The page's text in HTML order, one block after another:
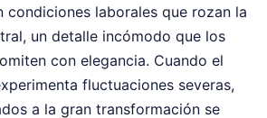
condiciones laborales que rozan la
un detalle incómodo que los
con elegancia. Cuando el
fluctuaciones severas,
a la gran transformación se